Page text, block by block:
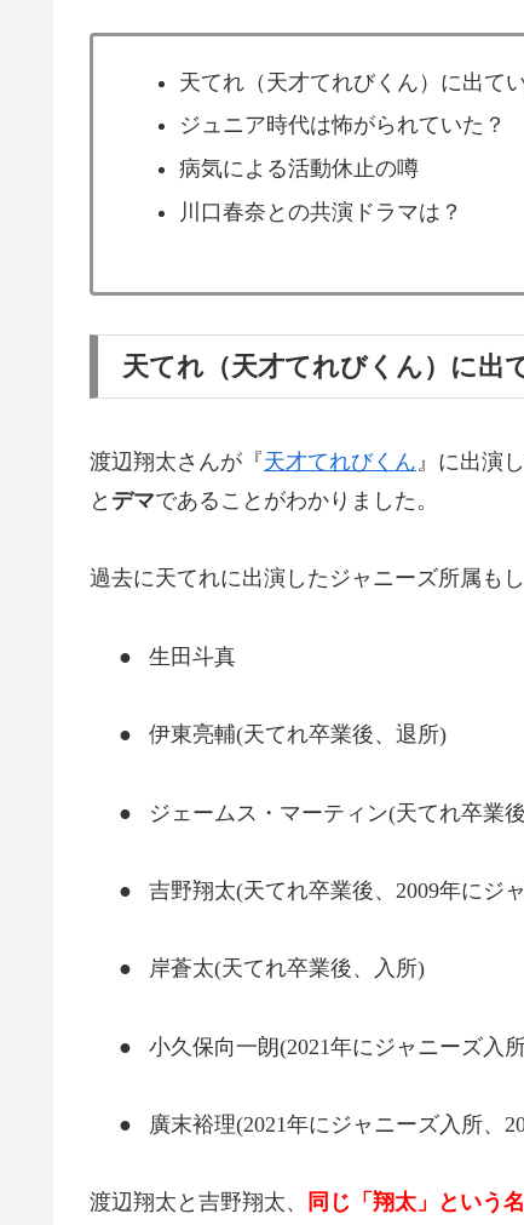
天てれ（天才てれびくん）に出て
ジュニア時代は怖がられていた？
病気による活動休止の噂
川口春奈との共演ドラマは？
天てれ（天才てれびくん）に出
渡辺翔太さんが『天才てれびくん 』に出演
と デマであることがわかりました。
過去に天てれに出演したジャニーズ所属も
● 生田斗真
● 伊東亮輔(天てれ卒業後、退所)
● ジェームス・マーティン(天てれ卒業
● 吉野翔太(天てれ卒業後、 2009年にジ
● 岸蒼太(天てれ卒業後、入所)
● 小久保向一朗(2021年にジャニーズ入所
● 廣末裕理(2021年にジャニーズ入所、
渡辺翔太と吉野翔太、 同じ「翔太」という